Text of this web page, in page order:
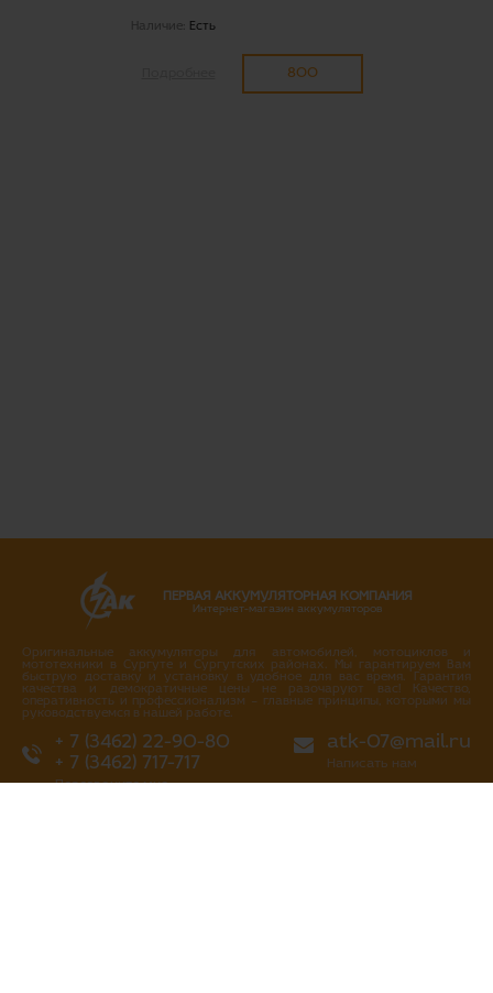
Наличие: Есть
800
ПЕРВАЯ АККУМУЛЯТОРНАЯ КОМПАНИЯ
Интернет-магазин аккумуляторов
Оригинальные аккумуляторы для автомобилей, мотоциклов и
мототехники в Сургуте и Сургутских районах. Мы гарантируем Вам
быструю доставку и установку в удобное для вас время. Гарантия
качества и демократичные цены не разочаруют вас! Качество,
оперативность и профессионализм – главные принципы, которыми мы
руководствуемся в нашей работе.
+ 7 (3462) 22-90-80
+ 7 (3462) 717-717
Перезвоните мне
atk-07@mail.ru
Написать нам